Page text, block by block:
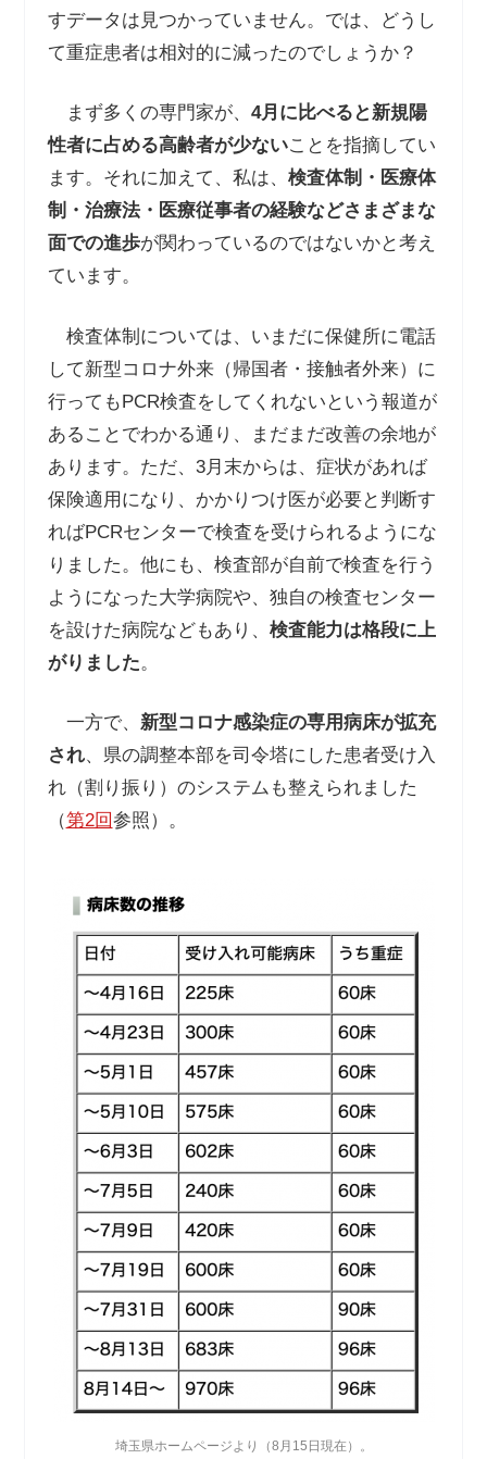
すデータは見つかっていません。では、どうし
て重症患者は相対的に減ったのでしょうか？
まず多くの専門家が、 4月に比べると新規陽
性者に占める高齢者が少ないことを指摘してい
ます。それに加えて、私は、 検査体制・医療体
制・治療法・医療従事者の経験などさまざまな
面での進歩が関わっているのではないかと考え
ています。
検査体制については、いまだに保健所に電話
して新型コロナ外来（帰国者・接触者外来）に
行ってもPCR検査をしてくれないという報道が
あることでわかる通り、まだまだ改善の余地が
あります。ただ、3月末からは、症状があれば
保険適用になり、かかりつけ医が必要と判断す
ればPCRセンターで検査を受けられるようにな
りました。他にも、検査部が自前で検査を行う
ようになった大学病院や、独自の検査センター
を設けた病院などもあり、 検査能力は格段に上
がりました。
一方で、 新型コロナ感染症の専用病床が拡充
され、県の調整本部を司令塔にした患者受け入
れ（割り振り）のシステムも整えられました
（第2回参照）。
埼玉県ホームページより（8月15日現在）。